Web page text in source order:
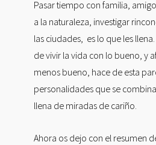
Pasar tiempo con familia,
a la naturaleza, investigar
las ciudades, es lo que les
de vivir la vida con lo bueno, y
menos bueno, hace de esta
personalidades que se
llena de miradas de cariño.
Ahora os dejo con el resumen